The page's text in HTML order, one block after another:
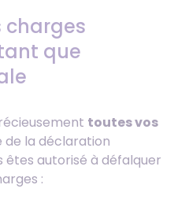
charges
que
toutes vos
de la déclaration
êtes autorisé à défalquer
: